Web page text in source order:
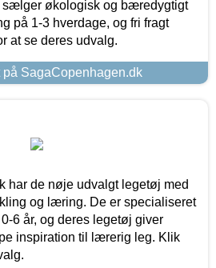
sælger økologisk og bæredygtigt
på 1-3 hverdage, og fri fragt
at se deres udvalg.
på SagaCopenhagen.dk
har de nøje udvalgt legetøj med
og læring. De er specialiseret
6 år, og deres legetøj giver
inspiration til lærerig leg. Klik